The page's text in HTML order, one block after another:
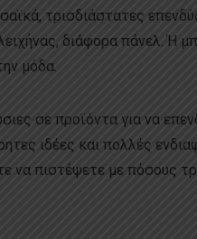
τρισδιάστατες
διάφορα πάνελ. Ή
μόδα.
σε προϊόντα για να
ιδέες και πολλές
να πιστέψετε με πόσους